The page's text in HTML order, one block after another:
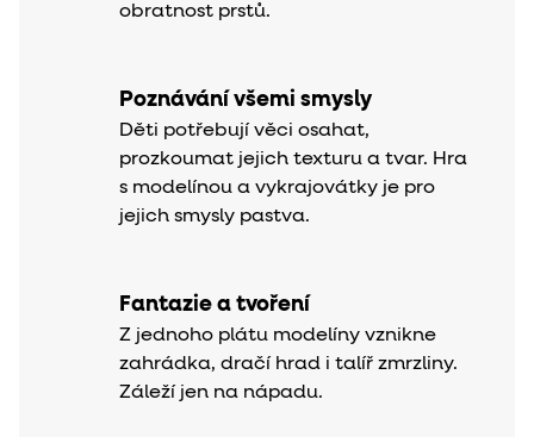
obratnost prstů.
Poznávání všemi smysly
Děti potřebují věci osahat,
prozkoumat jejich texturu a tvar. Hra
s modelínou a vykrajovátky je pro
jejich smysly pastva.
Fantazie a tvoření
Z jednoho plátu modelíny vznikne
zahrádka, dračí hrad i talíř zmrzliny.
Záleží jen na nápadu.